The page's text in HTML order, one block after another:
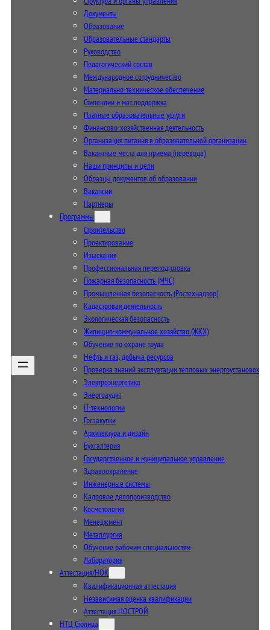
Документы
Образование
Образовательные стандарты
Руководство
Педагогический состав
Международное сотрудничество
Материально-техническое обеспечение
Стипендии и мат. поддержка
Платные образовательные услуги
Финансово-хозяйственная деятельность
Организация питания в образовательной организации
Вакантные места для приема (перевода)
Наши принципы и цели
Образцы документов об образовании
Вакансии
Партнеры
Программы
Строительство
Проектирование
Изыскания
Профессиональная переподготовка
Пожарная безопасность (МЧС)
Промышленная безопасность (Ростехнадзор)
Кадастровая деятельность
Экологическая безопасность
Жилищно-коммунальное хозяйство (ЖКХ)
Обучение по охране труда
Нефть и газ, добыча ресурсов
Проверка знаний эксплуатации тепловых энергоустановок
Электроэнергетика
Энергоаудит
IT-технологии
Госзакупки
Архитектура и дизайн
Бухгалтерия
Государственное и муниципальное управление
Здравоохранение
Инженерные системы
Кадровое делопроизводство
Косметология
Менеджмент
Металлургия
Обучение рабочим специальностям
Лаборатория
Аттестация/НОК
Квалификационная аттестация
Независимая оценка квалификации
Аттестация НОСТРОЙ
НТЦ Столица